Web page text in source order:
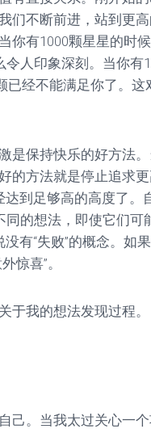
们不断前进，站到更
你有1000颗星星的时
人印象深刻。当你有
已经不能满足你了。这
是保持快乐的好方法
的方法就是停止追求
到足够高的高度了。
同的想法，即使它们可
有“失败”的概念。如
惊喜”。
于我的想法发现过程。
己。当我太过关心一个